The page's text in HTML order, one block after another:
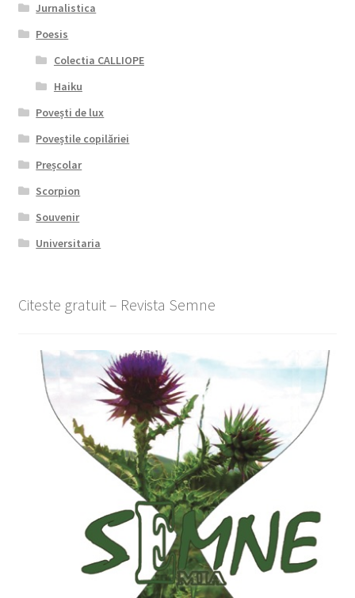
Jurnalistica
Poesis
Colectia CALLIOPE
Haiku
Povești de lux
Poveștile copilăriei
Preșcolar
Scorpion
Souvenir
Universitaria
Citeste gratuit – Revista Semne